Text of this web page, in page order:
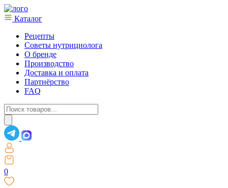
Каталог
Рецепты
Советы нутрициолога
О бренде
Производство
Доставка и оплата
Партнёрство
FAQ
Поиск
товаров
0